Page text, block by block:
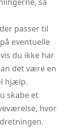
passer til
eventuelle
du ikke har
det være en
hjælp.
skabe et
hvor